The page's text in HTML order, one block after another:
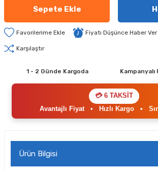
Sepete Ekle
Fiyatı Düşünce Haber Ver
Karşılaştır
1 - 2 Günde Kargoda Kampanyalı
💳 6 TAKSİT
Avantajlı Fiyat• Hızlı Kargo•
Ürün Bilgisi